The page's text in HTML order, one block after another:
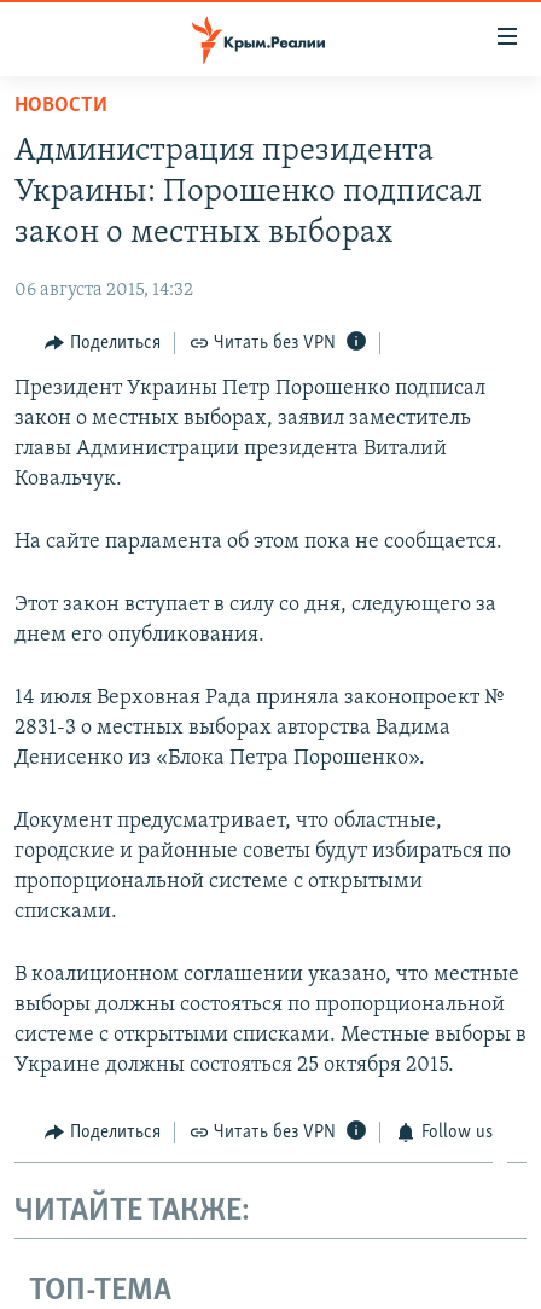
Вернуться
основному
содержанию
Вернутся
главной
навигации
Вернутся
поиску
СПЕЦПРОЕКТЫ
11 ЛЕТ ОККУПАЦИИ КРЫМА. 11 ИСТОРИЙ СОПРОТИВЛЕНИЯ
ВОДА
ЕЩЕ
ИНТЕРАКТИВ
ИНФОГРАФИКА
ТЕЛЕПРОЕКТ КРЫМ.РЕАЛИИ
СОВЕТЫ ПРАВОЗАЩИТНИКОВ
КРЫМ.НЕПОКОРЕННЫЙ
УКРАИНСКАЯ ПРОБЛЕМА КРЫМА
РАДІО СВОБОДА
КАК ОБОЙТИ БЛОКИРОВКУ
Українською
Qırımtatar
Все сайты RFE/RL
НОВОСТИ
Администрация президента
Украины: Порошенко подписал
закон о местных выборах
06 августа 2015, 14:32
Поделиться Читать без VPN
Президент Украины Петр Порошенко подписал
закон о местных выборах, заявил заместитель
главы Администрации президента Виталий
Ковальчук.
На сайте парламента об этом пока не сообщается.
Этот закон вступает в силу со дня, следующего за
днем его опубликования.
14 июля Верховная Рада приняла законопроект №
2831-3 о местных выборах авторства Вадима
Денисенко из «Блока Петра Порошенко».
Документ предусматривает, что областные,
городские и районные советы будут избираться по
пропорциональной системе с открытыми
списками.
В коалиционном соглашении указано, что местные
выборы должны состояться по пропорциональной
системе с открытыми списками. Местные выборы в
Украине должны состояться 25 октября 2015.
Поделиться Читать без VPN Follow us
ЧИТАЙТЕ ТАКЖЕ:
ТОП-ТЕМА